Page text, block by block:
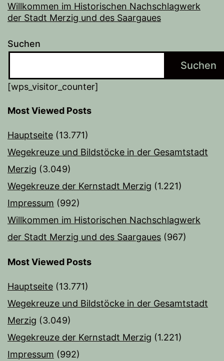
Willkommen im Historischen Nachschlagwerk
der Stadt Merzig und des Saargaues
Suchen
Suchen
[wps_visitor_counter]
Most Viewed Posts
Hauptseite (13.771)
Wegekreuze und Bildstöcke in der Gesamtstadt
Merzig (3.049)
Wegekreuze der Kernstadt Merzig (1.221)
Impressum (992)
Willkommen im Historischen Nachschlagwerk
der Stadt Merzig und des Saargaues (967)
Most Viewed Posts
Hauptseite (13.771)
Wegekreuze und Bildstöcke in der Gesamtstadt
Merzig (3.049)
Wegekreuze der Kernstadt Merzig (1.221)
Impressum (992)